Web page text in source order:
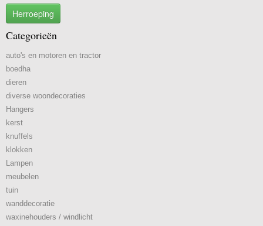
Herroeping
Categorieën
auto's en motoren en tractor
boedha
dieren
diverse woondecoraties
Hangers
kerst
knuffels
klokken
Lampen
meubelen
tuin
wanddecoratie
waxinehouders / windlicht